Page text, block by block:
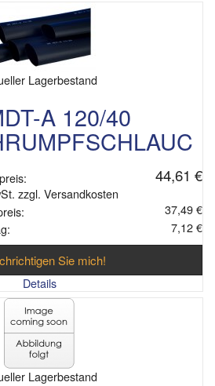
Lagerbestand
A 120/40
44,61 €
zzgl. Versandkosten
37,49 €
7,12 €
Sie mich!
Details
Lagerbestand